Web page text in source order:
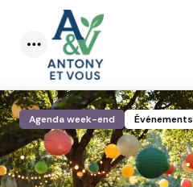
Menu
Agenda week-end